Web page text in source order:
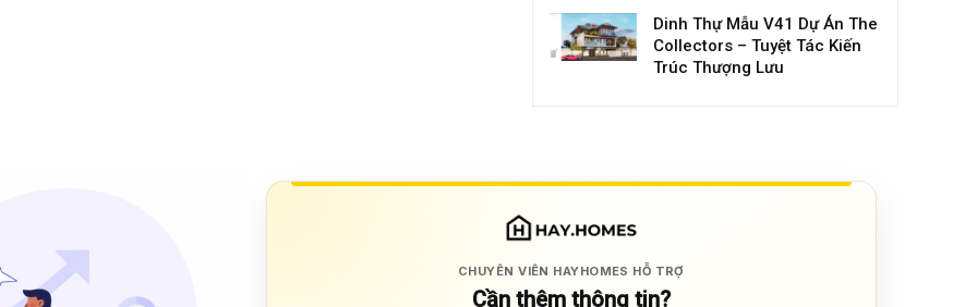
Dinh Thự Mẫu V41 Dự Án The
Collectors – Tuyệt Tác Kiến
Trúc Thượng Lưu
CHUYÊN VIÊN HAYHOMES HỖ TRỢ
Cần thêm thông tin?